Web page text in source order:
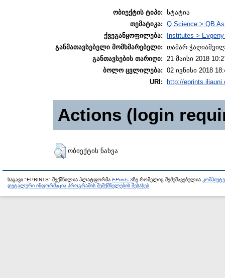
ობიექტის ტიპი: სტატია
თემატიკა: Q Science > QB
ქვეგანყოფილება:
Institutes >
განმათავსებელი მომხმარებელი: თამარ
განთავსების თარიღი:
21 მაისი 2018
ბოლო ცვლილება: 02 ივნისი 2018
URI:
http://
Actions (login
ობიექტის ნახვა
საცავი "EPRINTS" შექმნილია პლატფორმა EPrints 3ზე რომელიც შემუშავებულია
დეტალური ინფორმაცია პროგრამის შემქმნელების შესახებ